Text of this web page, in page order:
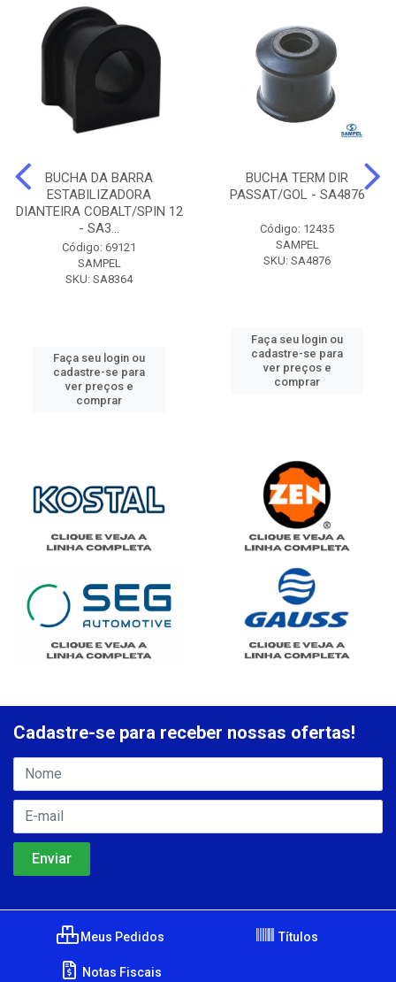
BUCHA DA BARRA
ESTABILIZADORA
DIANTEIRA COBALT/SPIN 12
- SA3...
Código: 69121
SAMPEL
SKU: SA8364
Faça seu login ou
cadastre-se para
ver preços e
comprar
BUCHA TERM DIR
PASSAT/GOL - SA4876
Código: 12435
SAMPEL
SKU: SA4876
Faça seu login ou
cadastre-se para
ver preços e
comprar
Cadastre-se para receber nossas ofertas!
Meus Pedidos Títulos
Notas Fiscais